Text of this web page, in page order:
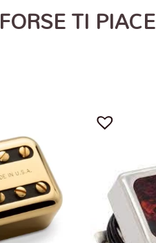
FORSE TI PIACE